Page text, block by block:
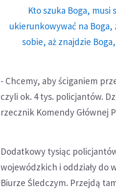
Kto szuka Boga, musi
ukierunkowywać na
sobie, aż znajdzie
- Chcemy, aby ściganiem
czyli ok. 4 tys. policjantów.
rzecznik Komendy Głównej
Dodatkowy tysiąc
wojewódzkich i oddziały do
Biurze Śledczym. Przejdą